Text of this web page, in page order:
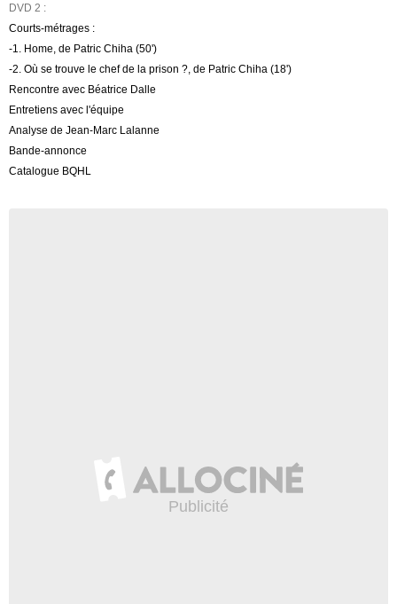
DVD 2 :
Courts-métrages :
-1. Home, de Patric Chiha (50')
-2. Où se trouve le chef de la prison ?, de Patric Chiha (18')
Rencontre avec Béatrice Dalle
Entretiens avec l'équipe
Analyse de Jean-Marc Lalanne
Bande-annonce
Catalogue BQHL